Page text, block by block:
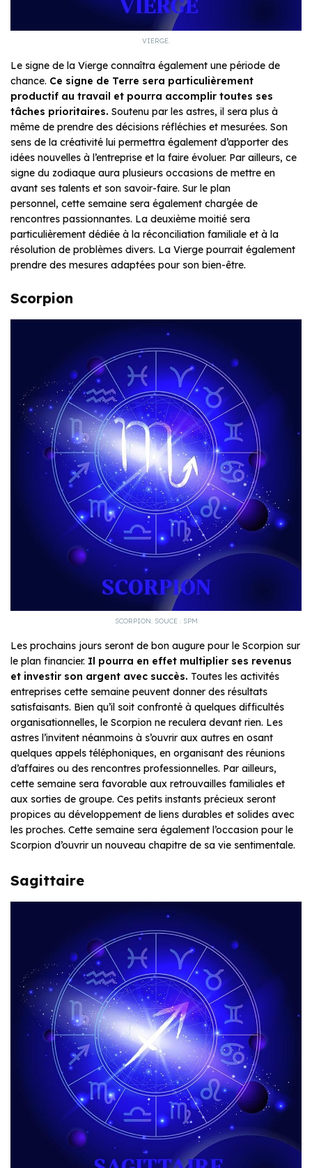
VIERGE.
Le signe de la Vierge connaîtra également une période de
chance. Ce signe de Terre sera particulièrement
productif au travail et pourra accomplir toutes ses
tâches prioritaires. Soutenu par les astres, il sera plus à
même de prendre des décisions réfléchies et mesurées. Son
sens de la créativité lui permettra également d’apporter des
idées nouvelles à l’entreprise et la faire évoluer. Par ailleurs, ce
signe du zodiaque aura plusieurs occasions de mettre en
avant ses talents et son savoir-faire. Sur le plan
personnel, cette semaine sera également chargée de
rencontres passionnantes. La deuxième moitié sera
particulièrement dédiée à la réconciliation familiale et à la
résolution de problèmes divers. La Vierge pourrait également
prendre des mesures adaptées pour son bien-être.
Scorpion
SCORPION. SOUCE : SPM
Les prochains jours seront de bon augure pour le Scorpion sur
le plan financier. Il pourra en effet multiplier ses revenus
et investir son argent avec succès. Toutes les activités
entreprises cette semaine peuvent donner des résultats
satisfaisants. Bien qu’il soit confronté à quelques difficultés
organisationnelles, le Scorpion ne reculera devant rien. Les
astres l’invitent néanmoins à s’ouvrir aux autres en osant
quelques appels téléphoniques, en organisant des réunions
d’affaires ou des rencontres professionnelles. Par ailleurs,
cette semaine sera favorable aux retrouvailles familiales et
aux sorties de groupe. Ces petits instants précieux seront
propices au développement de liens durables et solides avec
les proches. Cette semaine sera également l’occasion pour le
Scorpion d’ouvrir un nouveau chapitre de sa vie sentimentale.
Sagittaire